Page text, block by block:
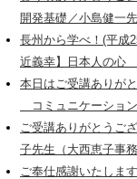
開発基礎／小島健一
長州から学べ！(平
近義幸】日本人の心
本日はご受講ありが
コミュニケーショ
ご受講ありがとうご
子先生（大西恵子事
ご奉仕感謝いたしま